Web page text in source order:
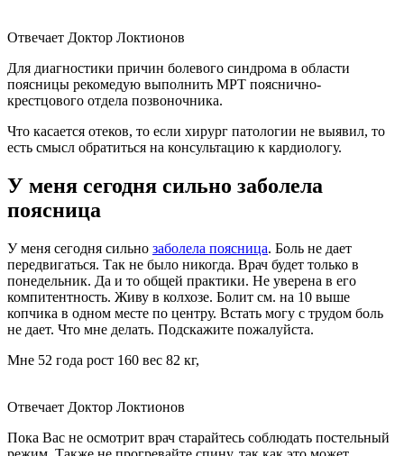
Отвечает Доктор Локтионов
Для диагностики причин болевого синдрома в области
поясницы рекомедую выполнить МРТ пояснично-
крестцового отдела позвоночника.
Что касается отеков, то если хирург патологии не выявил, то
есть смысл обратиться на консультацию к кардиологу.
У меня сегодня сильно заболела
поясница
У меня сегодня сильно заболела поясница. Боль не дает
передвигаться. Так не было никогда. Врач будет только в
понедельник. Да и то общей практики. Не уверена в его
компитентность. Живу в колхозе. Болит см. на 10 выше
копчика в одном месте по центру. Встать могу с трудом боль
не дает. Что мне делать. Подскажите пожалуйста.
Мне 52 года рост 160 вес 82 кг,
Отвечает Доктор Локтионов
Пока Вас не осмотрит врач старайтесь соблюдать постельный